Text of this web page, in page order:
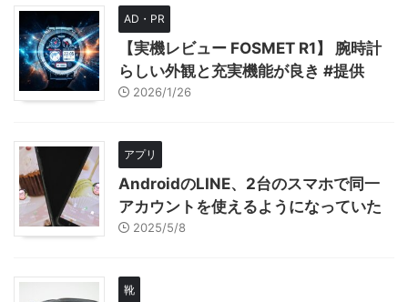
AD・PR
【実機レビュー FOSMET R1】 腕時計
らしい外観と充実機能が良き #提供
2026/1/26
アプリ
AndroidのLINE、2台のスマホで同一
アカウントを使えるようになっていた
2025/5/8
靴